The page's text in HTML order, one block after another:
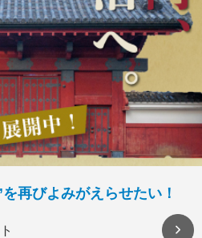
再びよみがえらせたい！